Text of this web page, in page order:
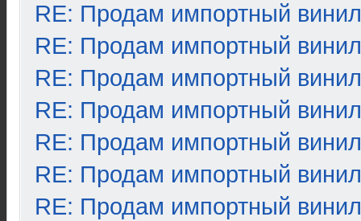
RE: Продам импортный винил
RE: Продам импортный винил
RE: Продам импортный винил
RE: Продам импортный винил
RE: Продам импортный винил
RE: Продам импортный винил
RE: Продам импортный винил